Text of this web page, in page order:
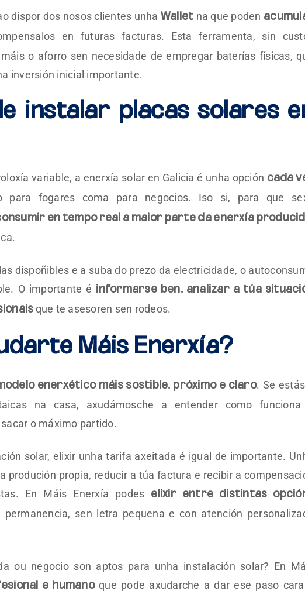
dispor dos nosos clientes unha Wallet na que poden
en futuras facturas. Esta ferramenta, sin
o aforro sen necesidade de empregar baterías físicas,
inversión inicial importante.
instalar placas solares
variable, a enerxía solar en Galicia é unha opción cada
para fogares coma para negocios. Iso si, para que
en tempo real a maior parte da enerxía
dispoñibles e a suba do prezo da electricidade, o
O importante é informarse ben, analizar a túa
que te asesoren sen rodeos.
Máis Enerxía?
enerxético máis sostible, próximo e claro. Se
na casa, axudámosche a entender como
o máximo partido.
solar, elixir unha tarifa axeitada é igual de importante.
produción propia, reducir a túa factura e recibir a
En Máis Enerxía podes elixir entre distintas
permanencia, sen letra pequena e con atención
ou negocio son aptos para unha instalación solar? En
e humanoque pode axudarche a dar ese paso